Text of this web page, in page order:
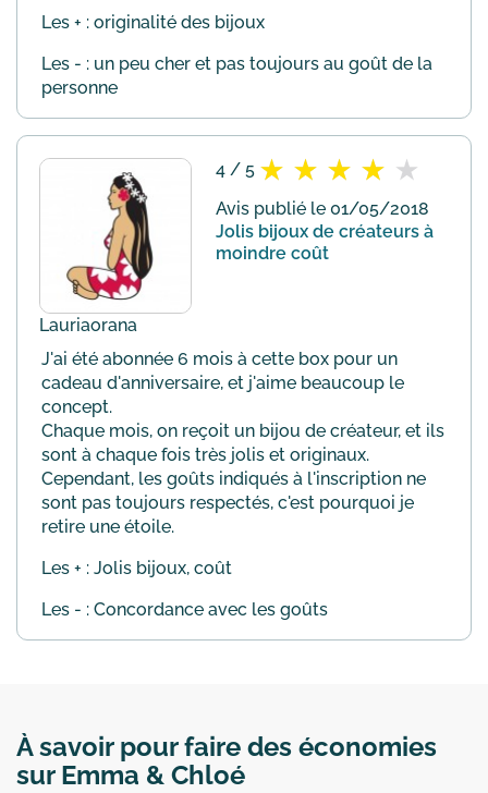
Les + : originalité des bijoux
Les - : un peu cher et pas toujours au goût de la
personne
Lauriaorana
4 / 5
Avis publié le 01/05/2018
Jolis bijoux de créateurs à
moindre coût
J'ai été abonnée 6 mois à cette box pour un
cadeau d'anniversaire, et j'aime beaucoup le
concept.
Chaque mois, on reçoit un bijou de créateur, et ils
sont à chaque fois très jolis et originaux.
Cependant, les goûts indiqués à l'inscription ne
sont pas toujours respectés, c'est pourquoi je
retire une étoile.
Les + : Jolis bijoux, coût
Les - : Concordance avec les goûts
À savoir pour faire des économies
sur Emma & Chloé